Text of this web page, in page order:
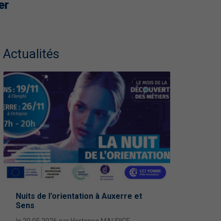
Imprim’vert
septembre
Actualités
Nuits de l’orientation à Auxerre et
Sens